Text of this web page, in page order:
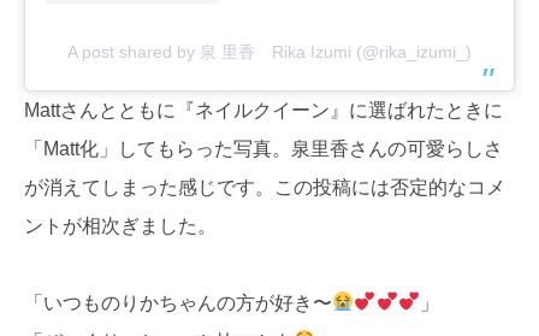
A post shared by 泉 里香 Rika Izumi (@rika_izumi_)
Mattさんとともに『ネイルクイーン』に選ばれたときに
「Matt化」してもらった写真。泉里香さんの可愛らしさ
が消えてしまった感じです。この投稿には否定的なコメ
ントが相次ぎました。
「いつものりかちゃんの方が好き〜
」